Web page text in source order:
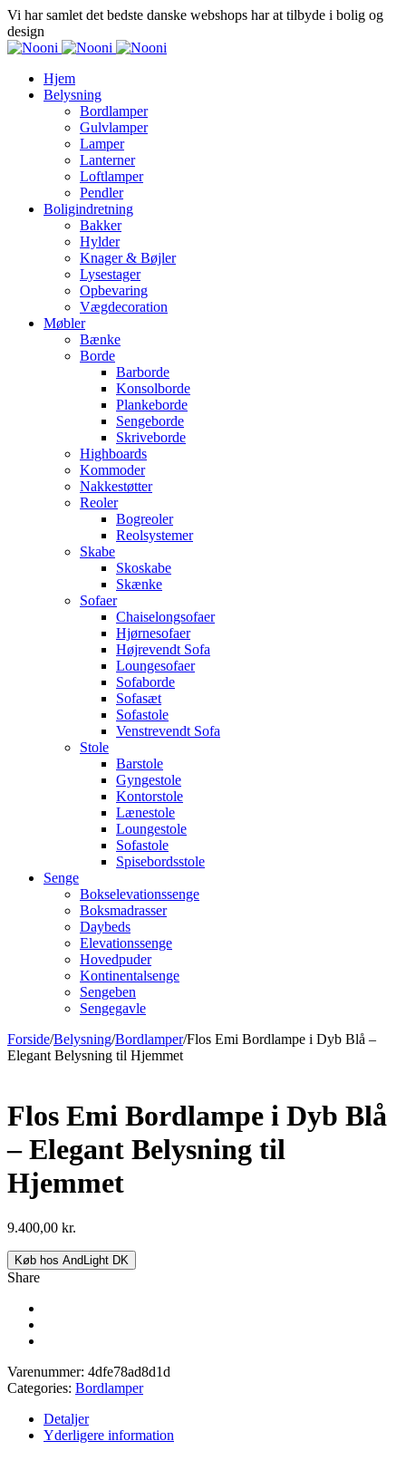
Vi har samlet det bedste danske webshops har at tilbyde i bolig og
design
Hjem
Belysning
Bordlamper
Gulvlamper
Lamper
Lanterner
Loftlamper
Pendler
Boligindretning
Bakker
Hylder
Knager & Bøjler
Lysestager
Opbevaring
Vægdecoration
Møbler
Bænke
Borde
Barborde
Konsolborde
Plankeborde
Sengeborde
Skriveborde
Highboards
Kommoder
Nakkestøtter
Reoler
Bogreoler
Reolsystemer
Skabe
Skoskabe
Skænke
Sofaer
Chaiselongsofaer
Hjørnesofaer
Højrevendt Sofa
Loungesofaer
Sofaborde
Sofasæt
Sofastole
Venstrevendt Sofa
Stole
Barstole
Gyngestole
Kontorstole
Lænestole
Loungestole
Sofastole
Spisebordsstole
Senge
Bokselevationssenge
Boksmadrasser
Daybeds
Elevationssenge
Hovedpuder
Kontinentalsenge
Sengeben
Sengegavle
Forside/Belysning/Bordlamper/Flos Emi Bordlampe i Dyb Blå –
Elegant Belysning til Hjemmet
Flos Emi Bordlampe i Dyb Blå
– Elegant Belysning til
Hjemmet
9.400,00 kr.
Køb hos AndLight DK
Share
Varenummer: 4dfe78ad8d1d
Categories: Bordlamper
Detaljer
Yderligere information